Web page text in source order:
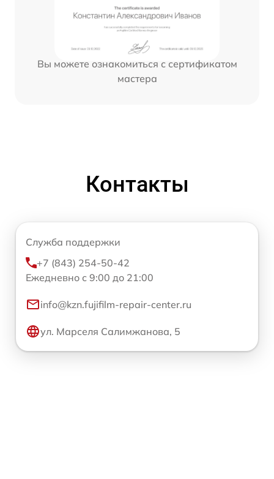
Вы можете ознакомиться с сертификатом
мастера
Контакты
Служба поддержки
+7 (843) 254-50-42
Ежедневно с 9:00 до 21:00
info@kzn.fujifilm-repair-center.ru
ул. Марселя Салимжанова, 5